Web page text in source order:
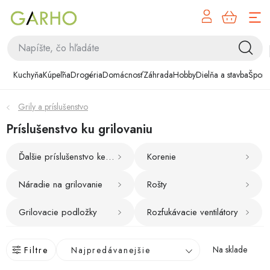
KuchyňaKúpeľňaDrogériaDomácnosťZáhradaHobbyDielňa a stavba
Kuchyňa
Kúpeľňa
Drogéria
Hobby
Grily a príslušenstvo
Príslušenstvo ku grilovaniu
Ďalšie príslušenstvo ke grilovani Korenie
Náradie na grilovanie Rošty
Grilovacie podložky Rozfukávacie ventilátory
Filtre Najpredávanejšie
Na sklade